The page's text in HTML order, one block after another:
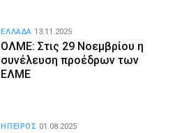
ΟΛΜΕ: Στις 29 Νοεμβρίου η
συνέλευση προέδρων των
ΕΛΜΕ
ΕΛΛΑΔΑ 13.11.2025
ΗΠΕΙΡΟΣ 01.08.2025